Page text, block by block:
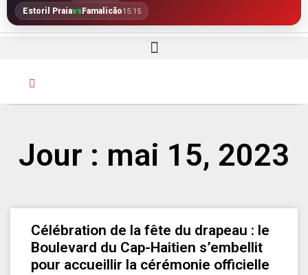
Estoril PraiavsFamalicão15:15
Jour : mai 15, 2023
Célébration de la fête du drapeau : le
Boulevard du Cap-Haitien s’embellit
pour accueillir la cérémonie officielle